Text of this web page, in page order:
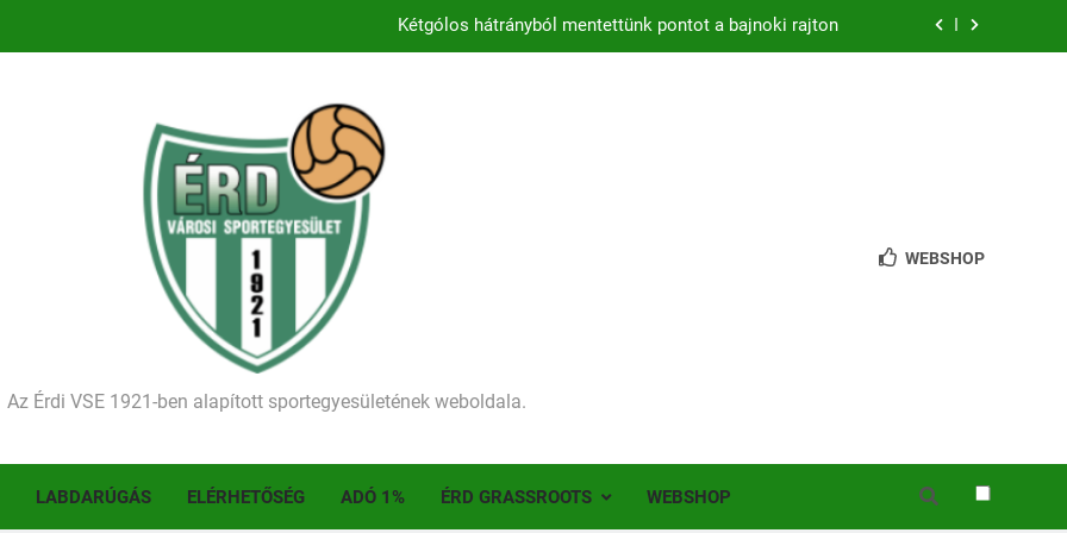
Kétgólos hátrányból mentettünk pontot a bajnoki rajton
Történelmet írt az I. Érdi Football Fesztivál – több mint 200 játékos lépett pályára Érden
Ellenfelünk visszalépése miatt játék nélkül jutottunk tovább a MOL Magyar Kupában
Kezdődik a 2026–2027-es szezon – hazai pályán rajtol az Érdi VSE!
Történelmet írt az I. Érdi Football Fesztivál – több mint 200 játékos lépett pályára Érden
Az Érdi VSE 1921-ben alapított sportegyesületének weboldala.
WEBSHOP
LABDARÚGÁS ELÉRHETŐSÉG ADÓ 1% ÉRD GRASSROOTS WEBSHOP